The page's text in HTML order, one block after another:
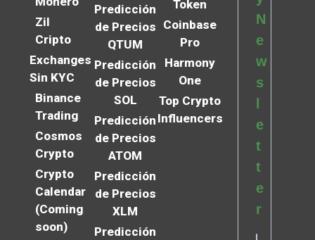
Zil
Cripto
Exchanges
Sin KYC
Binance
Trading
Cosmos
Crypto
Crypto
Calendar
(Coming
soon)
Predicción
de Precios
QTUM
Predicción
de Precios
SOL
Predicción
de Precios
ATOM
Predicción
de Precios
XLM
Predicción
Token
Coinbase
Pro
Harmony
One
Top Crypto
Influencers
N
e
w
s
e
t
t
e
r